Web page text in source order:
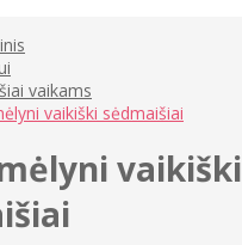
vaikams
vaikiški sėdmaišiai
vaikiški